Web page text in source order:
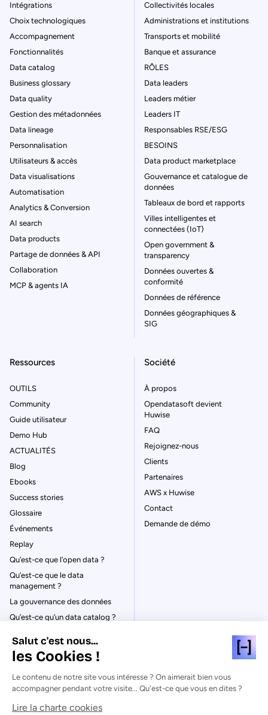
Intégrations
Choix technologiques
Accompagnement
Fonctionnalités
Data catalog
Business glossary
Data quality
Gestion des métadonnées
Data lineage
Personnalisation
Utilisateurs & accès
Data visualisations
Automatisation
Analytics & Conversion
AI search
Data products
Partage de données & API
Collaboration
MCP & agents IA
Collectivités locales
Administrations et institutions
Transports et mobilité
Banque et assurance
RÔLES
Data leaders
Leaders métier
Leaders IT
Responsables RSE/ESG
BESOINS
Data product marketplace
Gouvernance et catalogue de
données
Tableaux de bord et rapports
Villes intelligentes et
connectées (IoT)
Open government &
transparency
Données ouvertes &
conformité
Données de référence
Données géographiques &
SIG
Ressources
OUTILS
Community
Guide utilisateur
Demo Hub
ACTUALITÉS
Blog
Ebooks
Success stories
Glossaire
Événements
Replay
Qu’est-ce que l’open data ?
Qu’est-ce que le data
management ?
La gouvernance des données
Qu’est-ce qu’un data catalog ?
Société
À propos
Opendatasoft devient
Huwise
FAQ
Rejoignez-nous
Clients
Partenaires
AWS x Huwise
Contact
Demande de démo
© Huwise 2026
Politique de Confidentialité
Salut c'est nous...
les Cookies !
Le contenu de notre site vous intéresse ? On aimerait bien vous
accompagner pendant votre visite... Qu'est-ce que vous en dites ?
Lire la charte cookies